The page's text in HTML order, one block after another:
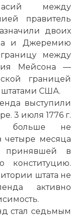
между
правитель
двоих
и Джеремию
между
Мейсона —
границей
США.
выступили
3 июля 1776 г.
больше не
четыре месяца
принявшей в
конституцию.
штата не
активно
стал седьмым